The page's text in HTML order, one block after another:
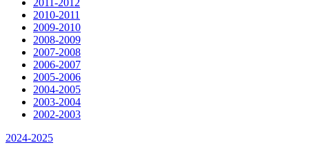
2010-2011
2009-2010
2008-2009
2007-2008
2006-2007
2005-2006
2004-2005
2003-2004
2002-2003
2024-2025